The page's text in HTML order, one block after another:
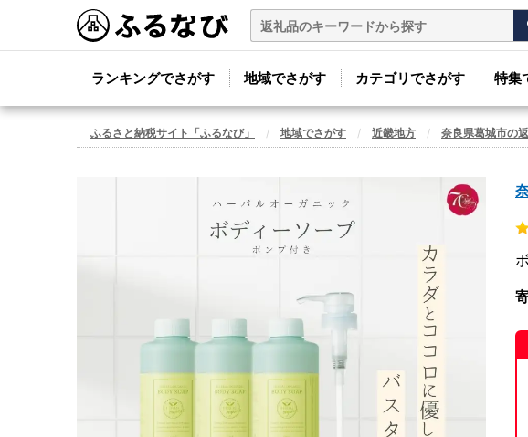
ランキングでさがす 地域でさがす カテゴリでさがす 特集
ふるさと納税サイト「ふるなび」 地域でさがす 近畿地方 奈良県葛城市の